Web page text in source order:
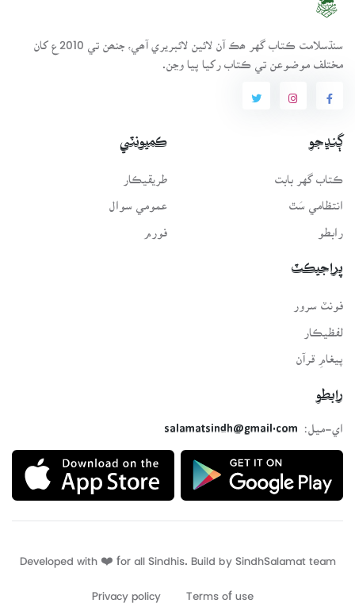
سنڌسلامت ڪتاب گهر ھڪ آن لائين لائبريري آھي، جنھن تي 2010ع کان
مختلف موضوعن تي ڪتاب رکيا پيا وڃن.
ڳنڍجو
ڪتاب گهر بابت
انتظامي سَٿ
رابطو
ڪميونٽي
طريقيڪار
عمومي سوال
فورم
پراجيڪٽ
فونٽ سرور
لفظيڪار
پيغامِ قرآن
رابطو
اي-ميل:
salamatsindh@gmail.com
Developed with ❤️ for all Sindhis. Build by SindhSalamat
Terms of use
Privacy policy